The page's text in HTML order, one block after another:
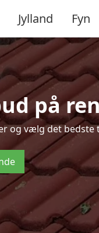
Jylland Fyn
på
og vælg det